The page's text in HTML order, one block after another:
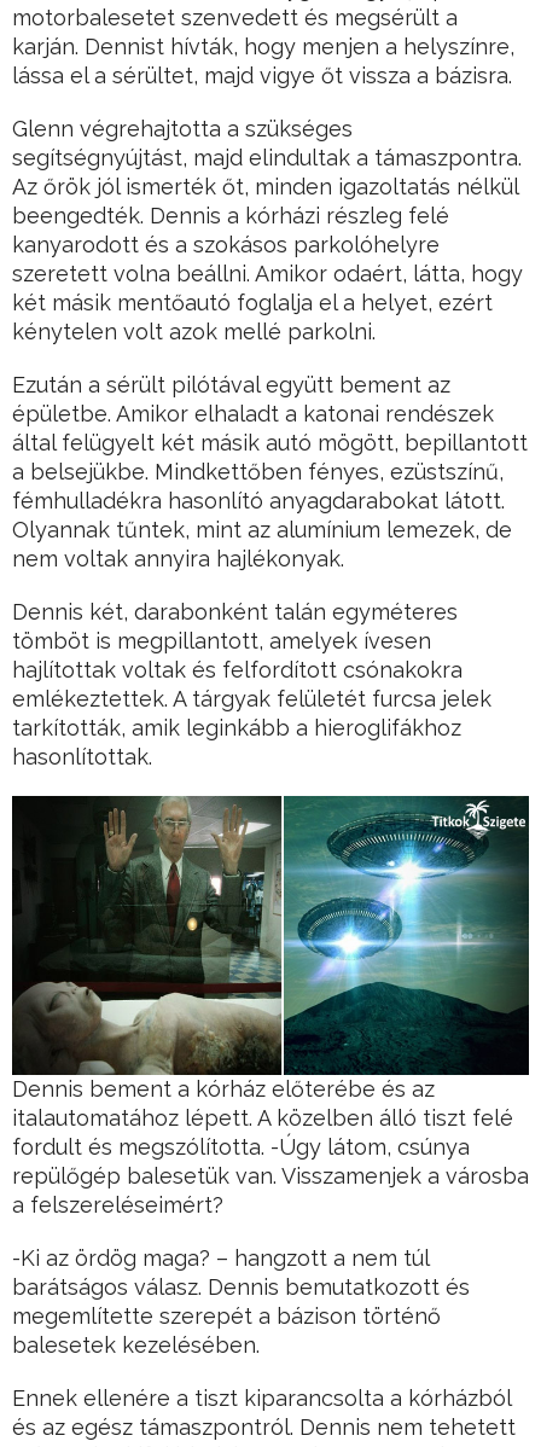
motorbalesetet szenvedett és megsérült a
karján. Dennist hívták, hogy menjen a helyszínre,
lássa el a sérültet, majd vigye őt vissza a bázisra.
Glenn végrehajtotta a szükséges
segítségnyújtást, majd elindultak a támaszpontra.
Az őrök jól ismerték őt, minden igazoltatás nélkül
beengedték. Dennis a kórházi részleg felé
kanyarodott és a szokásos parkolóhelyre
szeretett volna beállni. Amikor odaért, látta, hogy
két másik mentőautó foglalja el a helyet, ezért
kénytelen volt azok mellé parkolni.
Ezután a sérült pilótával együtt bement az
épületbe. Amikor elhaladt a katonai rendészek
által felügyelt két másik autó mögött, bepillantott
a belsejükbe. Mindkettőben fényes, ezüstszínű,
fémhulladékra hasonlító anyagdarabokat látott.
Olyannak tűntek, mint az alumínium lemezek, de
nem voltak annyira hajlékonyak.
Dennis két, darabonként talán egyméteres
tömböt is megpillantott, amelyek ívesen
hajlítottak voltak és felfordított csónakokra
emlékeztettek. A tárgyak felületét furcsa jelek
tarkították, amik leginkább a hieroglifákhoz
hasonlítottak.
Dennis bement a kórház előterébe és az
italautomatához lépett. A közelben álló tiszt felé
fordult és megszólította. -Úgy látom, csúnya
repülőgép balesetük van. Visszamenjek a városba
a felszereléseimért?
-Ki az ördög maga? – hangzott a nem túl
barátságos válasz. Dennis bemutatkozott és
megemlítette szerepét a bázison történő
balesetek kezelésében.
Ennek ellenére a tiszt kiparancsolta a kórházból
és az egész támaszpontról. Dennis nem tehetett